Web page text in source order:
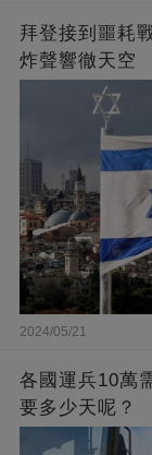
拜登接到噩耗
炸聲響徹天空
2024/05/21
各國運兵10萬
要多少天呢？